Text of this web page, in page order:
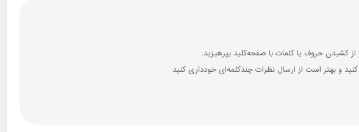
و بهتر است از ارسال نظرات چندکلمه‌‌ای خودداری کنید.